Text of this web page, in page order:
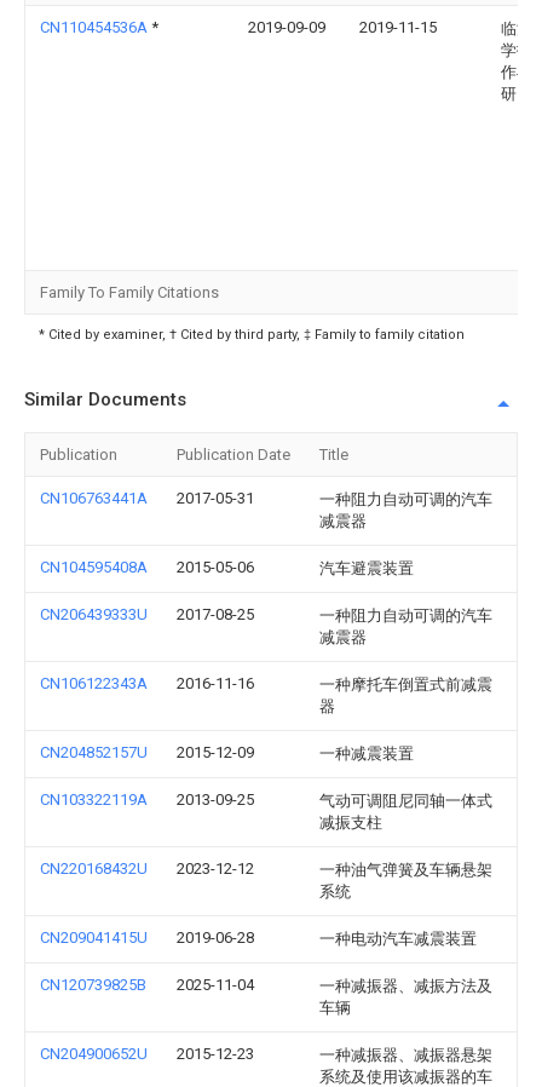
CN110454536A * 2019-09-09 2019-11-15
临沂
学技
作与
研究
Family To Family Citations
* Cited by examiner, † Cited by third party, ‡ Family to family citation
Similar Documents
Publication Publication Date Title
CN106763441A 2017-05-31
一种阻力自动可调的汽车
减震器
CN104595408A 2015-05-06 汽车避震装置
CN206439333U 2017-08-25
一种阻力自动可调的汽车
减震器
CN106122343A 2016-11-16
一种摩托车倒置式前减震
器
CN204852157U 2015-12-09 一种减震装置
CN103322119A 2013-09-25
气动可调阻尼同轴一体式
减振支柱
CN220168432U 2023-12-12
一种油气弹簧及车辆悬架
系统
CN209041415U 2019-06-28 一种电动汽车减震装置
CN120739825B 2025-11-04
一种减振器、减振方法及
车辆
CN204900652U 2015-12-23
一种减振器、减振器悬架
系统及使用该减振器的车